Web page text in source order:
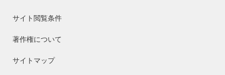
サイト閲覧条件
著作権について
サイトマップ